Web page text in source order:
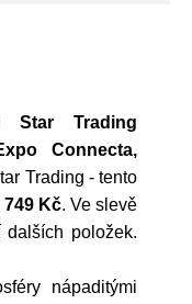
Star Trading
Connecta,
Trading - tento
749 Kč. Ve slevě
dalších položek.
nápaditými